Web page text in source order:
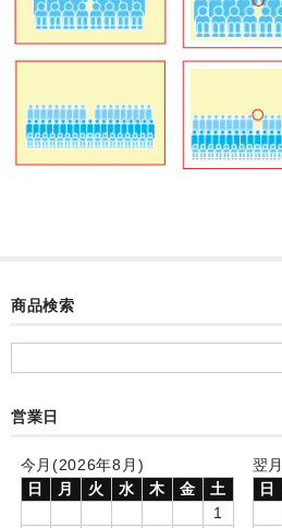
知育目覚まし時計(集合・園舎)
カード付フォトフレームクロック(集
目覚まし時計(集合＋個別)
メロディ時計(集合)
知育時計
制服メモリー
お絵かきギャラリー
商品検索
営業日
今月(2026年8月)
日
月 火 水 木 金
土
1
翌
日